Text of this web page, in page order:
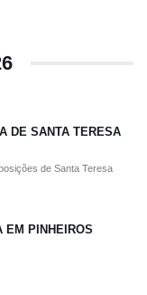
DE SANTA TERESA
de Santa Teresa
EM PINHEIROS